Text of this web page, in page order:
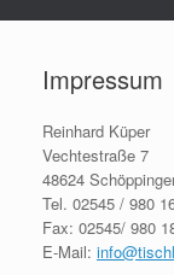
Impressum
Reinhard Küper
Vechtestraße 7
48624
Tel. 02545 / 980
Fax: 02545/ 980
E-Mail: